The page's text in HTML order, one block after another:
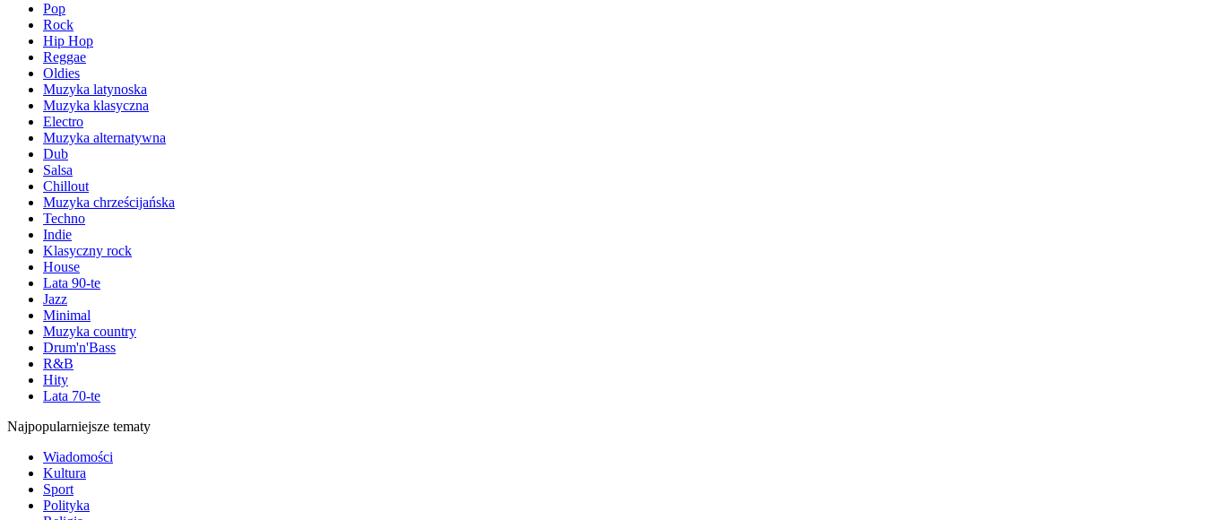
Pop
Rock
Hip Hop
Reggae
Oldies
Muzyka latynoska
Muzyka klasyczna
Electro
Muzyka alternatywna
Dub
Salsa
Chillout
Muzyka chrześcijańska
Techno
Indie
Klasyczny rock
House
Lata 90-te
Jazz
Minimal
Muzyka country
Drum'n'Bass
R&B
Hity
Lata 70-te
Najpopularniejsze tematy
Wiadomości
Kultura
Sport
Polityka